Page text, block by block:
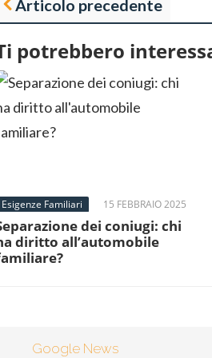
Articolo precedente
potrebbero
Esigenze Familiari 15 FEBBRAIO 2025
dei coniugi: chi
diritto all’automobile
Google News